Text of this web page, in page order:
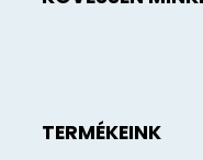
TERMÉKEINK